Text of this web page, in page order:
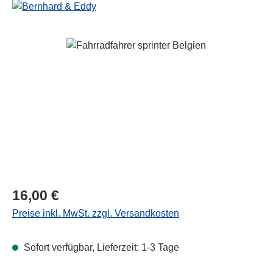
Bildergalerie überspringen
Regulärer Preis:
16,00 €
Preise inkl. MwSt. zzgl. Versandkosten
Sofort verfügbar, Lieferzeit: 1-3 Tage